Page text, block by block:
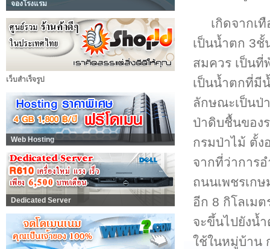
จองโรงแรม
เว็บสำเร็จรูป
Web Hosting
Dedicated Server
เกิดจากเ
เป็นน้ำตก 3ชั้
สมควร เป็นที่
เป็นน้ำตกที่มี
ลักษณะเป็นป่
ป่าดิบชื้นของ
กรมป่าไม้ ตั้ง
จากที่ว่าการ
ถนนเพชรเก
อีก 8 กิโลเม
จะขึ้นไปยังน้
ใช้ในหมู่บ้าน